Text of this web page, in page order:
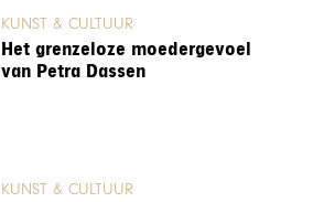
KUNST & CULTUUR
Het grenzeloze moedergevoel
van Petra Dassen
KUNST & CULTUUR